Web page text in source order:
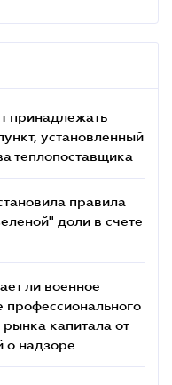
принадлежать
установленный
теплопоставщика
правила
доли в счете
ли военное
профессионального
рынка капитала от
о надзоре